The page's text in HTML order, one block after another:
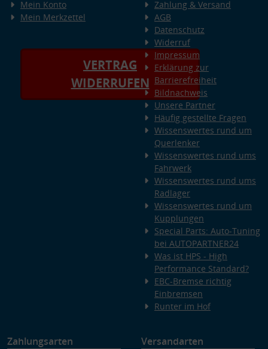
Mein Konto
Mein Merkzettel
VERTRAG
WIDERRUFEN
Zahlung & Versand
AGB
Datenschutz
Widerruf
Impressum
Erklärung zur
Barrierefreiheit
Bildnachweis
Unsere Partner
Häufig gestellte Fragen
Wissenswertes rund um
Querlenker
Wissenswertes rund ums
Fahrwerk
Wissenswertes rund ums
Radlager
Wissenswertes rund um
Kupplungen
Special Parts: Auto-Tuning
bei AUTOPARTNER24
Was ist HPS - High
Performance Standard?
EBC-Bremse richtig
Einbremsen
Runter im Hof
Zahlungsarten Versandarten